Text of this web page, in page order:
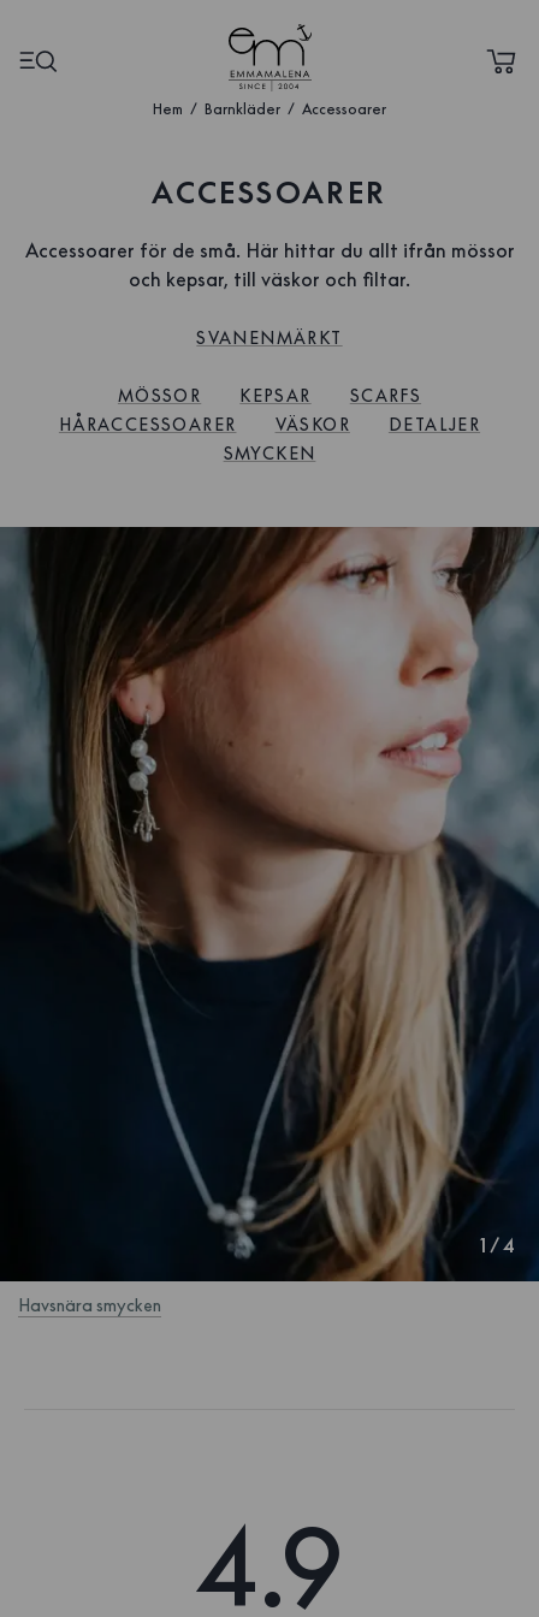
Hem Barnkläder Accessoarer
ACCESSOARER
Accessoarer för de små. Här hittar du allt ifrån mössor
och kepsar, till väskor och filtar.
SVANENMÄRKT
MÖSSOR KEPSAR
SCARFS
HÅRACCESSOARER
VÄSKOR
DETALJER
SMYCKEN
Havsnära smycken
1 /4
4.9